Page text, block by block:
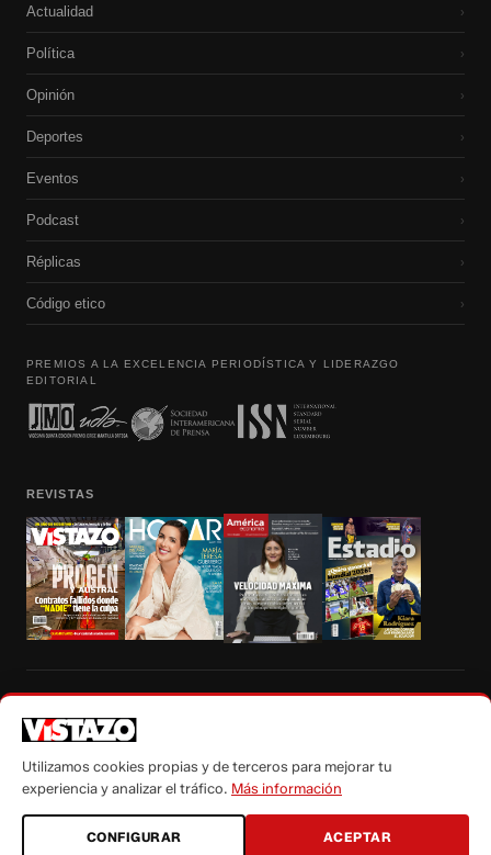
Actualidad ›
Política ›
Opinión ›
Deportes ›
Eventos ›
Podcast ›
Réplicas ›
Código etico ›
PREMIOS A LA EXCELENCIA PERIODÍSTICA Y LIDERAZGO
EDITORIAL
REVISTAS
autorización escrita de su titular, de todos los contenidos de Vistazo.com.
Utilizamos cookies propias y de terceros para mejorar tu
experiencia y analizar el tráfico. Más información
CONFIGURAR ACEPTAR